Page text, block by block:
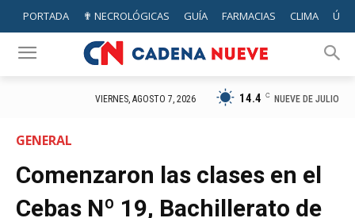
PORTADA ✟ NECROLÓGICAS GUÍA FARMACIAS CLIMA
VIERNES, AGOSTO 7, 2026 14.4 C NUEVE DE JULIO
GENERAL
Comenzaron las clases en el
Cebas Nº 19, Bachillerato de